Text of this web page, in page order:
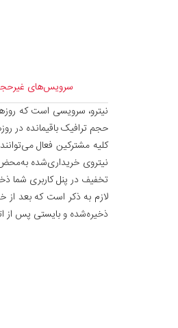
سرویس‌های
حجم ترافیک باقیمانده در
کلیه مشترکین فعال
نیتروی خریداری‌شده به‌محض
تخفیف در پنل کاربری شما
لازم به ذکر است که بعد از
ذخیره‌شده و بایستی پس از